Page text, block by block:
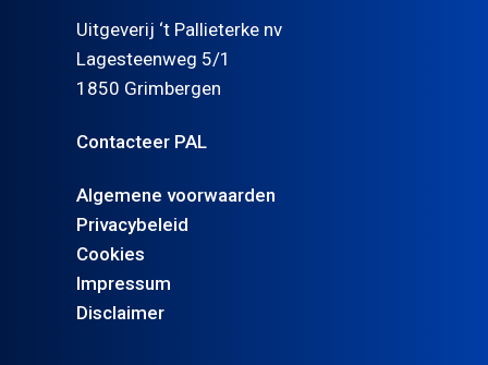
Uitgeverij ‘t Pallieterke nv
Lagesteenweg 5/1
1850 Grimbergen
Contacteer PAL
Algemene voorwaarden
Privacybeleid
Cookies
Impressum
Disclaimer